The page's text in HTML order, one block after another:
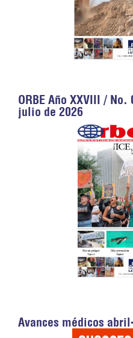
ORBE Año XXVIII /
julio de 2026
Avances médicos